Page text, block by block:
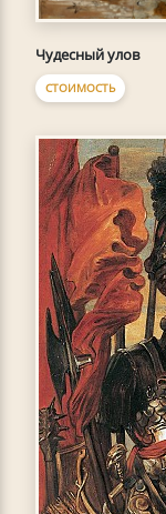
Чудесный улов
СТОИМОСТЬ